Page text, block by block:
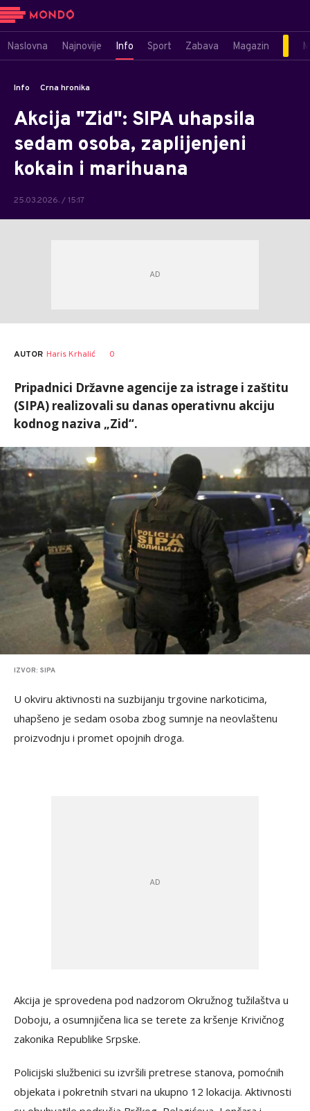
Naslovna Najnovije Info Sport Zabava Magazin
Info Crna hronika
Akcija "Zid": SIPA uhapsila
sedam osoba, zaplijenjeni
kokain i marihuana
25.03.2026. / 15:17
AUTOR Haris Krhalić 0
Pripadnici Državne agencije za istrage i zaštitu
(SIPA) realizovali su danas operativnu akciju
kodnog naziva „Zid“.
IZVOR: SIPA
U okviru aktivnosti na suzbijanju trgovine narkoticima,
uhapšeno je sedam osoba zbog sumnje na neovlaštenu
proizvodnju i promet opojnih droga.
Akcija je sprovedena pod nadzorom Okružnog tužilaštva u
Doboju, a osumnjičena lica se terete za kršenje Krivičnog
zakonika Republike Srpske.
Policijski službenici su izvršili pretrese stanova, pomoćnih
objekata i pokretnih stvari na ukupno 12 lokacija. Aktivnosti